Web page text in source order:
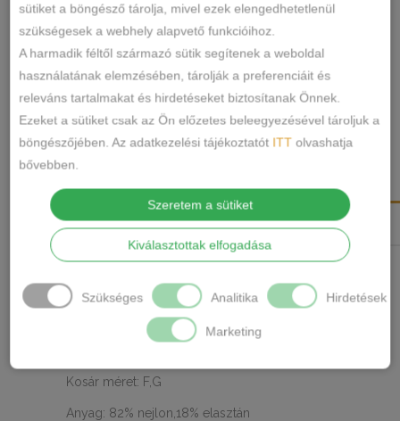
merevítős
csipke
vékony
szivacsos
mennyiség
SKU 11958
KATEGÓRIA Melltartó
CÍMKÉK lanny mode,Merevítős melltartó
Márka:Lanny Mode
TOVÁBBI INFORMÁCIÓK
felső részén.
Fix vállpánt rész,amely hátul állítható. Hát részen 2
Kosár méret: F,G
Anyag: 82% nejlon,18% elasztán
sütiket a böngésző tárolja, mivel ezek elengedhetetlenül
szükségesek a webhely alapvető funkcióihoz.
A harmadik féltől származó sütik segítenek a weboldal
használatának elemzésében, tárolják a preferenciáit és
releváns tartalmakat és hirdetéseket biztosítanak Önnek.
Ezeket a sütiket csak az Ön előzetes beleegyezésével tároljuk a
böngészőjében. Az adatkezelési tájékoztatót ITT olvashatja
bővebben.
Szeretem a sütiket
Kiválasztottak elfogadása
Szükséges Analitika Hirdetések
Marketing